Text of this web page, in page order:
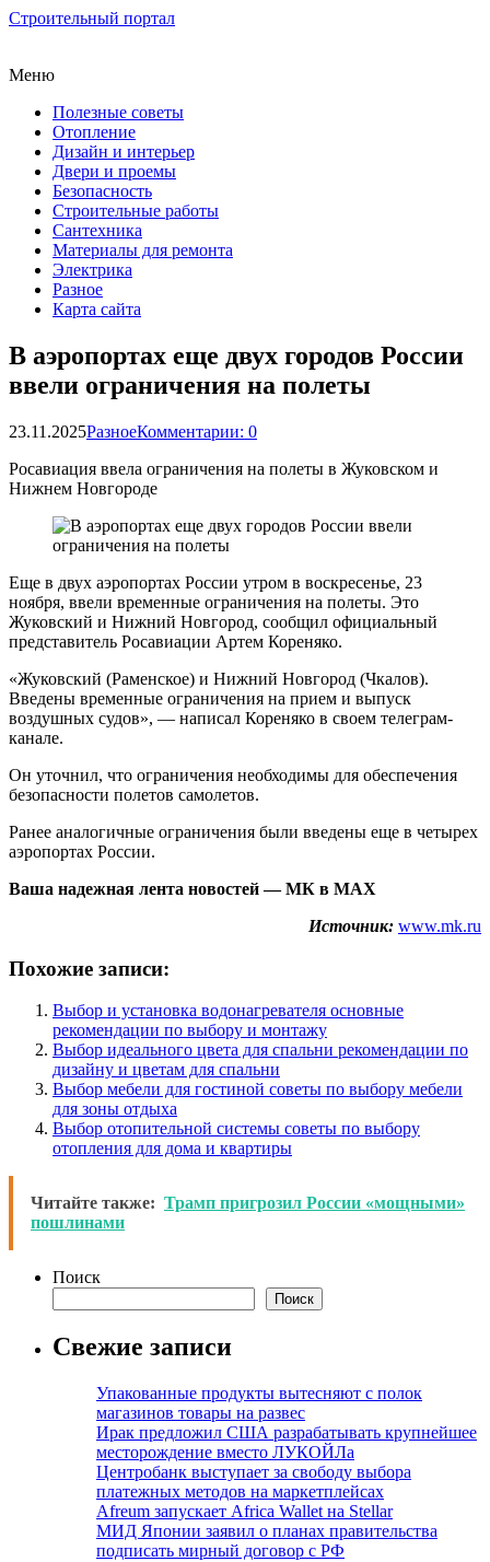
Строительный портал
Меню
Полезные советы
Отопление
Дизайн и интерьер
Двери и проемы
Безопасность
Строительные работы
Сантехника
Материалы для ремонта
Электрика
Разное
Карта сайта
В аэропортах еще двух городов России
ввели ограничения на полеты
23.11.2025РазноеКомментарии: 0
Росавиация ввела ограничения на полеты в Жуковском и
Нижнем Новгороде
Еще в двух аэропортах России утром в воскресенье, 23
ноября, ввели временные ограничения на полеты. Это
Жуковский и Нижний Новгород, сообщил официальный
представитель Росавиации Артем Кореняко.
«Жуковский (Раменское) и Нижний Новгород (Чкалов).
Введены временные ограничения на прием и выпуск
воздушных судов», — написал Кореняко в своем телеграм-
канале.
Он уточнил, что ограничения необходимы для обеспечения
безопасности полетов самолетов.
Ранее аналогичные ограничения были введены еще в четырех
аэропортах России.
Ваша надежная лента новостей — МК в MAX
Источник: www.mk.ru
Похожие записи:
Выбор и установка водонагревателя основные
рекомендации по выбору и монтажу
Выбор идеального цвета для спальни рекомендации по
дизайну и цветам для спальни
Выбор мебели для гостиной советы по выбору мебели
для зоны отдыха
Выбор отопительной системы советы по выбору
отопления для дома и квартиры
Читайте также: Трамп пригрозил России «мощными»
пошлинами
Поиск
Поиск
Свежие записи
Упакованные продукты вытесняют с полок
магазинов товары на развес
Ирак предложил США разрабатывать крупнейшее
месторождение вместо ЛУКОЙЛа
Центробанк выступает за свободу выбора
платежных методов на маркетплейсах
Afreum запускает Africa Wallet на Stellar
МИД Японии заявил о планах правительства
подписать мирный договор с РФ